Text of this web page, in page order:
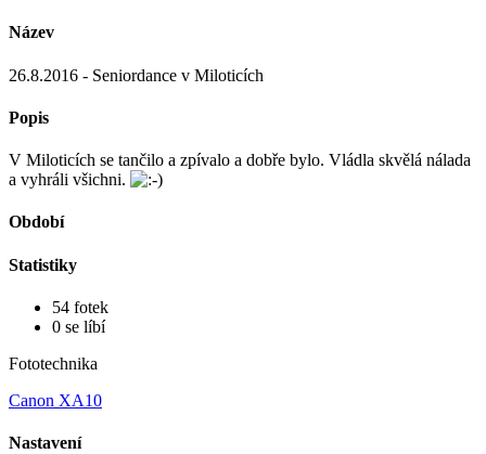
Název
26.8.2016 - Seniordance v Miloticích
Popis
V Miloticích se tančilo a zpívalo a dobře bylo. Vládla skvělá nálada
a vyhráli všichni.
Období
Statistiky
54 fotek
0 se líbí
Fototechnika
Canon XA10
Nastavení